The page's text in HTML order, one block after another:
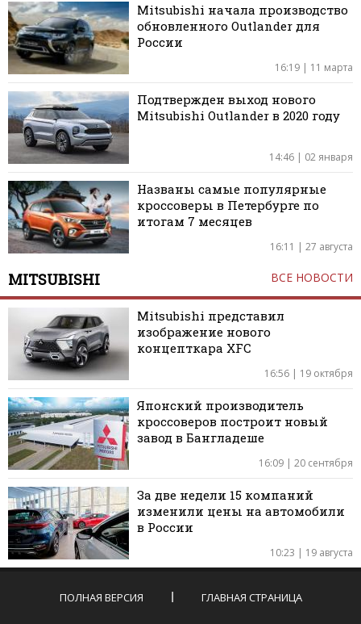
Mitsubishi начала производство
обновленного Outlander для
России
16:19 | 11 марта
Подтвержден выход нового
Mitsubishi Outlander в 2020 году
14:46 | 02 января
Названы самые популярные
кроссоверы в Петербурге по
итогам 7 месяцев
16:11 | 27 августа
MITSUBISHI ВСЕ НОВОСТИ
Mitsubishi представил
изображение нового
концепткара XFC
16:56 | 19 октября
Японский производитель
кроссоверов построит новый
завод в Бангладеше
16:09 | 20 сентября
За две недели 15 компаний
изменили цены на автомобили
в России
10:23 | 19 августа
ПОЛНАЯ ВЕРСИЯ ГЛАВНАЯ СТРАНИЦА